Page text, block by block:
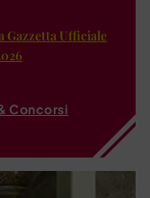
Gazzetta Ufficiale
Concorsi